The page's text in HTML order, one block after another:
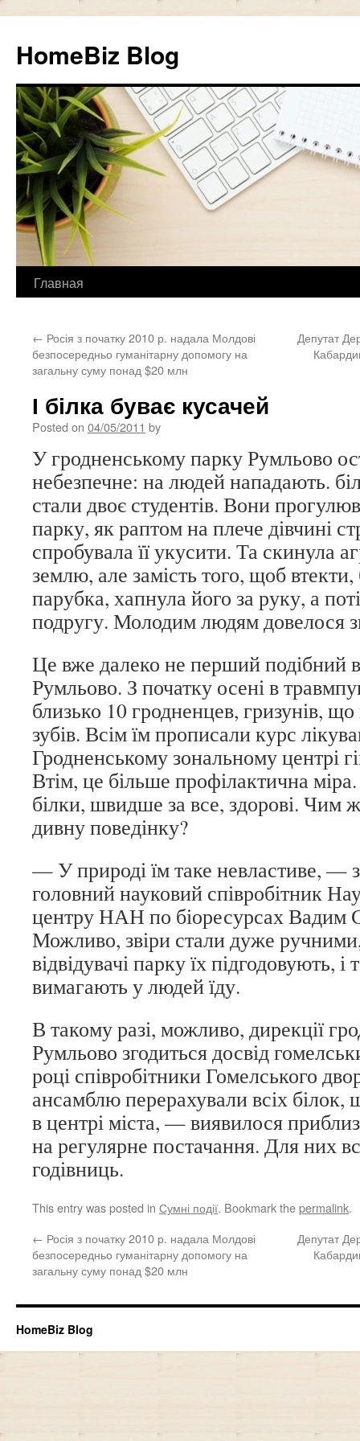
HomeBiz Blog
Skip
content
Главная
← Росія з початку 2010 р. надала Молдові
безпосередньо гуманітарну допомогу на
загальну суму понад $20 млн
Депутат
І білка буває кусачей
Posted on 04/05/2011 by
У гродненському парку Румльово
небезпечне: на людей нападають.
стали двоє студентів. Вони
парку, як раптом на плече дівчині
спробувала її укусити. Та скинула
землю, але замість того, щоб
парубка, хапнула його за руку, а
подругу. Молодим людям довелося
Це вже далеко не перший подібний
Румльово. З початку осені в
близько 10 гродненцев, гризунів,
зубів. Всім їм прописали курс
Гродненському зональному центрі
Втім, це більше профілактична
білки, швидше за все, здорові. Чим
дивну поведінку?
— У природі їм таке невластиве, —
головний науковий співробітник
центру НАН по біоресурсах
Можливо, звіри стали дуже
відвідувачі парку їх підгодовують,
вимагають у людей їду.
В такому разі, можливо, дирекції
Румльово згодиться досвід
році співробітники Гомелського
ансамблю перерахували всіх
в центрі міста, — виявилося
на регулярне постачання. Для них
годівниць.
This entry was posted in Сумні події. Bookmark thepermalink.
← Росія з початку 2010 р. надала Молдові
безпосередньо гуманітарну допомогу на
загальну суму понад $20 млн
Депутат
HomeBiz Blog